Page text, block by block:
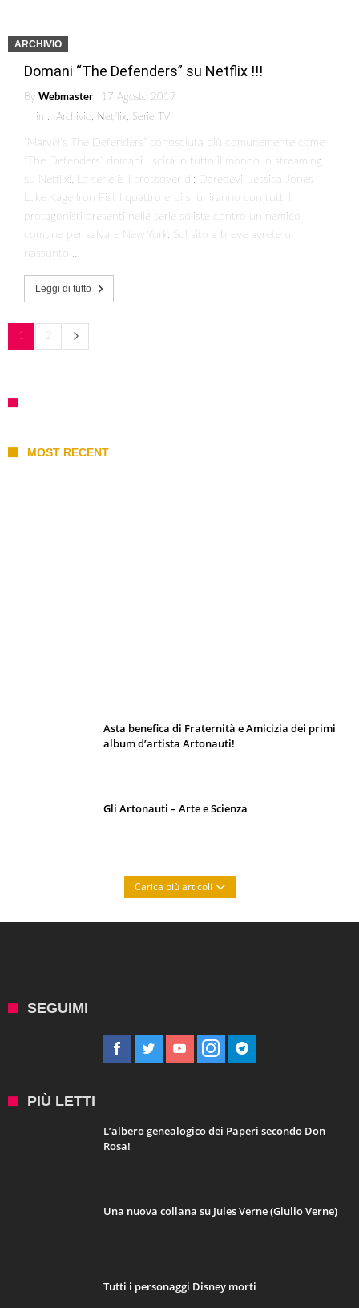
ARCHIVIO
Domani “The Defenders” su Netflix !!!
By Webmaster
17 Agosto 2017
in : Archivio, Netflix, Serie TV
“Marvel’s The Defenders” conosciuta più comunemente come
“The Defenders” domani uscirà in tutto il mondo in streaming
su Netflix!. La serie è il crossover di: Daredevil Jessica Jones
Luke Kage Iron Fist I quattro eroi si uniranno con tutti i
protagonisti presenti nelle serie soliste contro un nemico
comune per salvare New York. Sul sito a breve avrete un
riassunto …
Leggi di tutto
1 2
MOST RECENT
Asta benefica di Fraternità e Amicizia dei primi
album d’artista Artonauti!
Gli Artonauti – Arte e Scienza
Carica più articoli
SEGUIMI
PIÙ LETTI
L’albero genealogico dei Paperi secondo Don
Rosa!
Una nuova collana su Jules Verne (Giulio Verne)
Tutti i personaggi Disney morti